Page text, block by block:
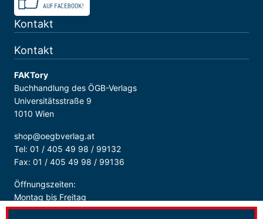
Kontakt
Kontakt
FAKTory
Buchhandlung des ÖGB-Verlags
Universitätsstraße 9
1010 Wien
shop@oegbverlag.at
Tel: 01 / 405 49 98 / 99132
Fax: 01 / 405 49 98 / 99136
Öffnungszeiten:
Montag bis Freitag
9:00 - 18:00 Uhr